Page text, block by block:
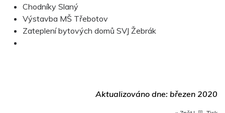
Chodníky Slaný
Výstavba MŠ Třebotov
Zateplení bytových domů SVJ Žebrák
Aktualizováno dne: březen 2020